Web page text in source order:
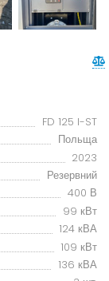
FD 125 I-ST
Польща
2023
Резервний
400 В
99 кВт
124 кВА
109 кВт
136 кВА